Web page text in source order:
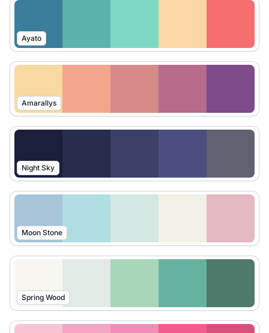
Ayato
Amarallys
Night Sky
Moon Stone
Spring Wood